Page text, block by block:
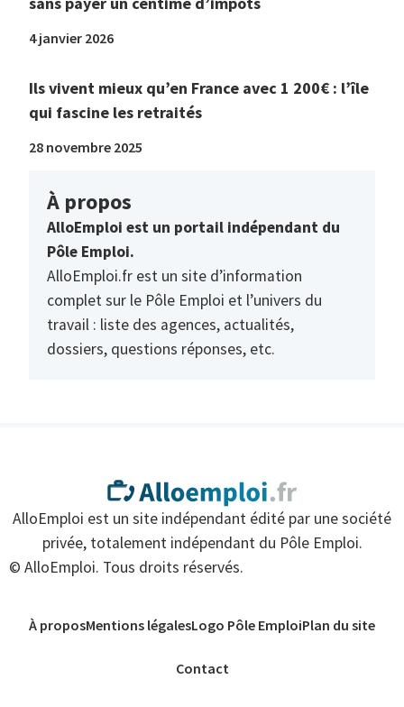
4 janvier 2026
Ils vivent mieux qu’en France avec 1 200€ : l’île
qui fascine les retraités
28 novembre 2025
À propos
AlloEmploi est un portail indépendant du
Pôle Emploi.
AlloEmploi.fr est un site d’information
complet sur le Pôle Emploi et l’univers du
travail : liste des agences, actualités,
dossiers, questions réponses, etc.
AlloEmploi est un site indépendant édité par une société
privée, totalement indépendant du Pôle Emploi.
© AlloEmploi. Tous droits réservés.
À proposMentions légalesLogo Pôle EmploiPlan du site
Contact